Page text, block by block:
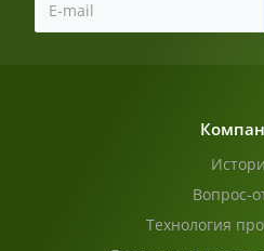
Вопрос-
Технология